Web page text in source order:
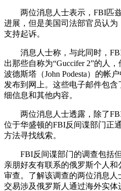
两位消息人士表示，FBI匹兹
进展，但是美国司法部官员认
支持起诉。
消息人士称，与此同时，FBI
出那些自称为“Guccifer 2”的人
波德斯塔（John Podesta）的帐
发布到网上。这些电子邮件包
细信息和其他内容。
两位消息人士透露，除了FBI
位于华盛顿的FBI反间谍部门正
方法寻找线索。
FBI反间谍部门的调查包括但
亲朋好友有联系的俄罗斯个人
审查。了解该调查的两位消息
交易涉及俄罗斯人通过海外实